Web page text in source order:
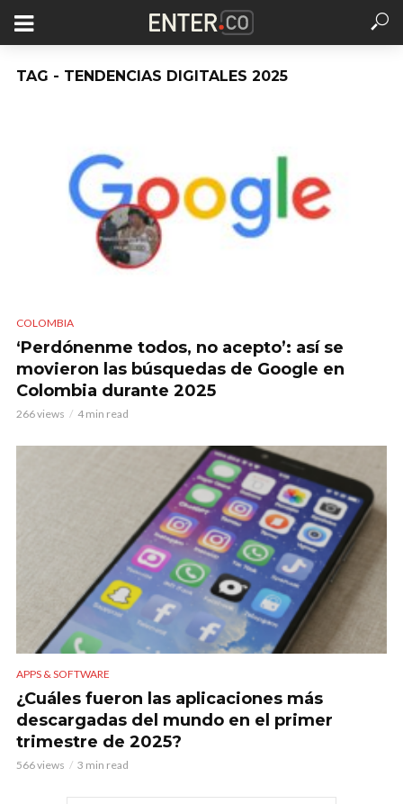
TAG - TENDENCIAS DIGITALES 2025
COLOMBIA
‘Perdónenme todos, no acepto’: así se
movieron las búsquedas de Google en
Colombia durante 2025
266 views 4 min read
APPS & SOFTWARE
¿Cuáles fueron las aplicaciones más
descargadas del mundo en el primer
trimestre de 2025?
566 views 3 min read